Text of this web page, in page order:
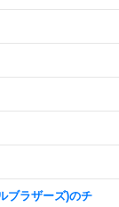
ブラザーズ)のチ